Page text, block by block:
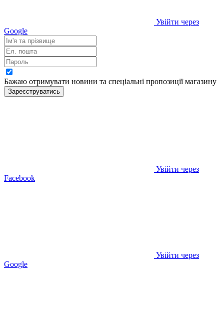
Увійти через
Google
Бажаю отримувати новини та спеціальні пропозиціїмагазину
Зареєструватись
Увійти через
Facebook
Увійти через
Google